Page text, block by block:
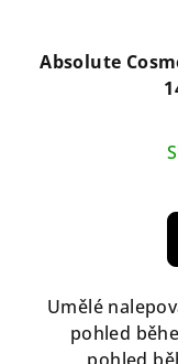
Absolute
Umělé
pohled